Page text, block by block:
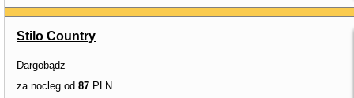
Stilo Country
Dargobądz
za nocleg od 87 PLN